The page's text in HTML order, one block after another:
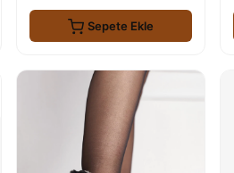
Sepete Ekle